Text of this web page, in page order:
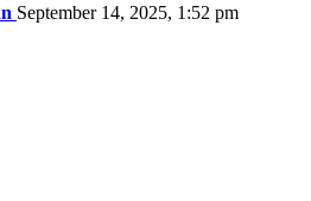
September 14, 2025, 1:52 pm